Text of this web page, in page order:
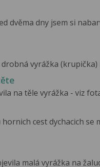
dvěma dny jsem si
vyrážka (krupička)
na těle vyrážka - viz
cest dychacich se
malá vyrážka na